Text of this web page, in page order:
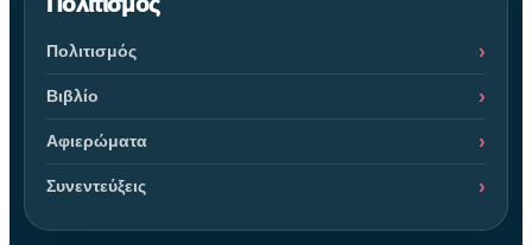
Πολιτισμός
Βιβλίο
Αφιερώματα
Συνεντεύξεις